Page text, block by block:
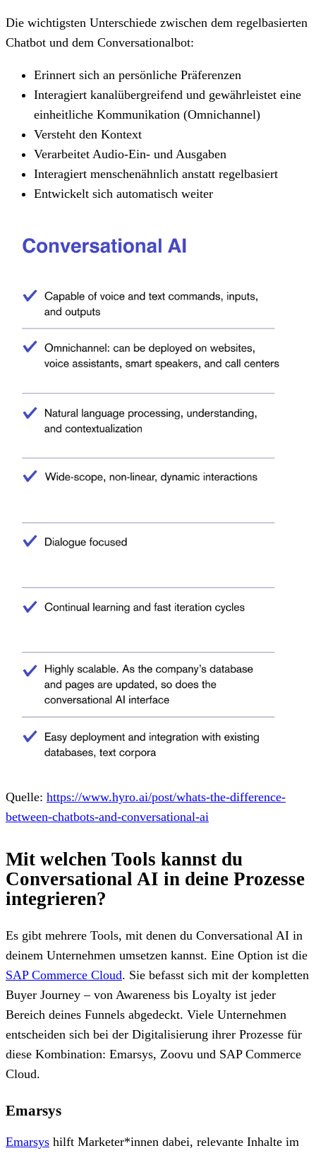
Die wichtigsten Unterschiede zwischen dem regelbasierten
Chatbot und dem Conversationalbot:
Erinnert sich an persönliche Präferenzen
Interagiert kanalübergreifend und gewährleistet eine
einheitliche Kommunikation (Omnichannel)
Versteht den Kontext
Verarbeitet Audio-Ein- und Ausgaben
Interagiert menschenähnlich anstatt regelbasiert
Entwickelt sich automatisch weiter
Quelle: https://www.hyro.ai/post/whats-the-difference-
between-chatbots-and-conversational-ai
Mit welchen Tools kannst du
Conversational AI in deine Prozesse
integrieren?
Es gibt mehrere Tools, mit denen du Conversational AI in
deinem Unternehmen umsetzen kannst. Eine Option ist die
SAP Commerce Cloud. Sie befasst sich mit der kompletten
Buyer Journey – von Awareness bis Loyalty ist jeder
Bereich deines Funnels abgedeckt. Viele Unternehmen
entscheiden sich bei der Digitalisierung ihrer Prozesse für
diese Kombination: Emarsys, Zoovu und SAP Commerce
Cloud.
Emarsys
Emarsys hilft Marketer*innen dabei, relevante Inhalte im